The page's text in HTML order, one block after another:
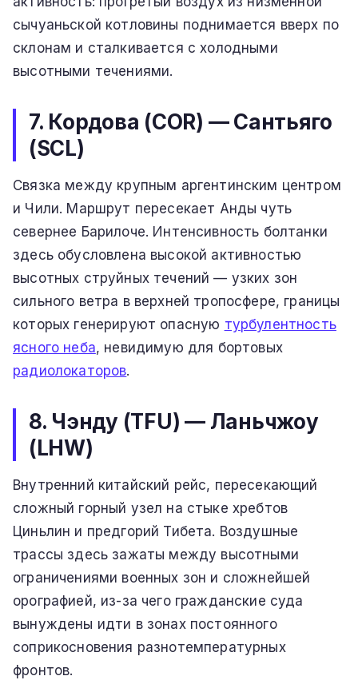
сычуаньской котловины поднимается вверх по
склонам и сталкивается с холодными
высотными течениями.
7. Кордова (COR) — Сантьяго
(SCL)
Связка между крупным аргентинским центром
и Чили. Маршрут пересекает Анды чуть
севернее Барилоче. Интенсивность болтанки
здесь обусловлена высокой активностью
высотных струйных течений — узких зон
сильного ветра в верхней тропосфере, границы
которых генерируют опасную турбулентность
ясного неба, невидимую для бортовых
радиолокаторов.
8. Чэнду (TFU) — Ланьчжоу
(LHW)
Внутренний китайский рейс, пересекающий
сложный горный узел на стыке хребтов
Циньлин и предгорий Тибета. Воздушные
трассы здесь зажаты между высотными
ограничениями военных зон и сложнейшей
орографией, из-за чего гражданские суда
вынуждены идти в зонах постоянного
соприкосновения разнотемпературных
фронтов.